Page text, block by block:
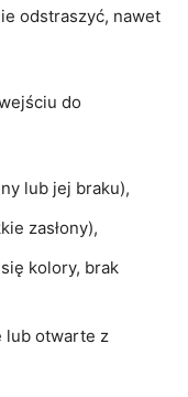
odstraszyć, nawet
do
lub jej braku),
zasłony),
kolory, brak
lub otwarte z